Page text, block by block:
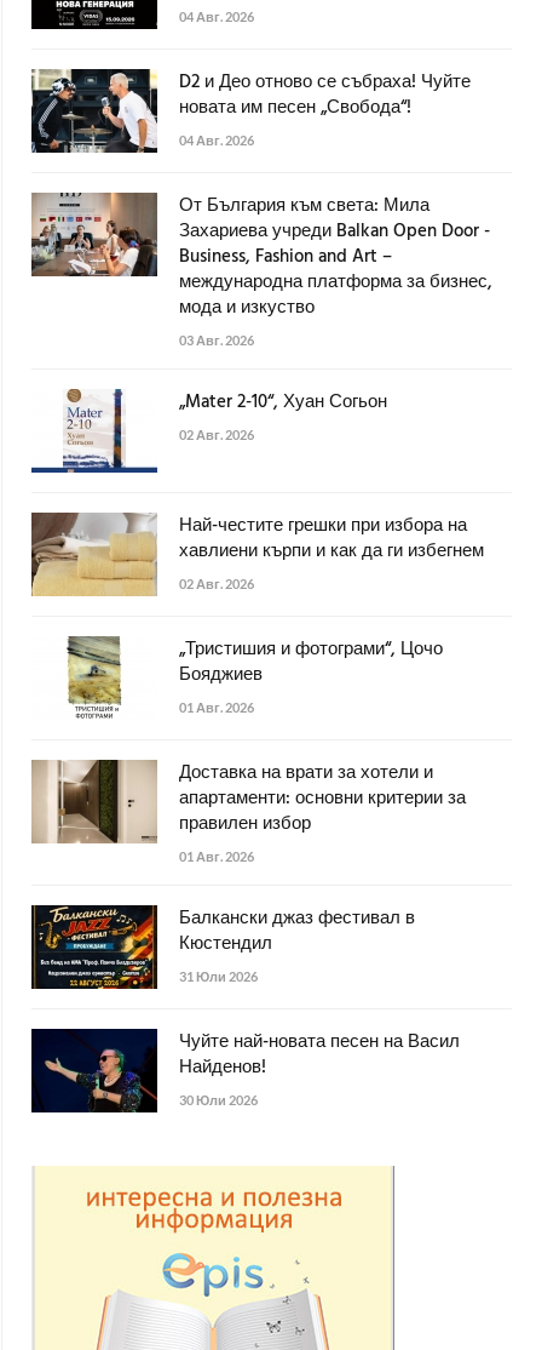
04 Авг. 2026
D2 и Део отново се събраха! Чуйте
новата им песен „Свобода“!
04 Авг. 2026
От България към света: Мила
Захариева учреди Balkan Open Door -
Business, Fashion and Art –
международна платформа за бизнес,
мода и изкуство
03 Авг. 2026
„Mater 2-10“, Хуан Согьон
02 Авг. 2026
Най-честите грешки при избора на
хавлиени кърпи и как да ги избегнем
02 Авг. 2026
„Тристишия и фотограми“, Цочо
Бояджиев
01 Авг. 2026
Доставка на врати за хотели и
апартаменти: основни критерии за
правилен избор
01 Авг. 2026
Балкански джаз фестивал в
Кюстендил
31 Юли 2026
Чуйте най-новата песен на Васил
Найденов!
30 Юли 2026